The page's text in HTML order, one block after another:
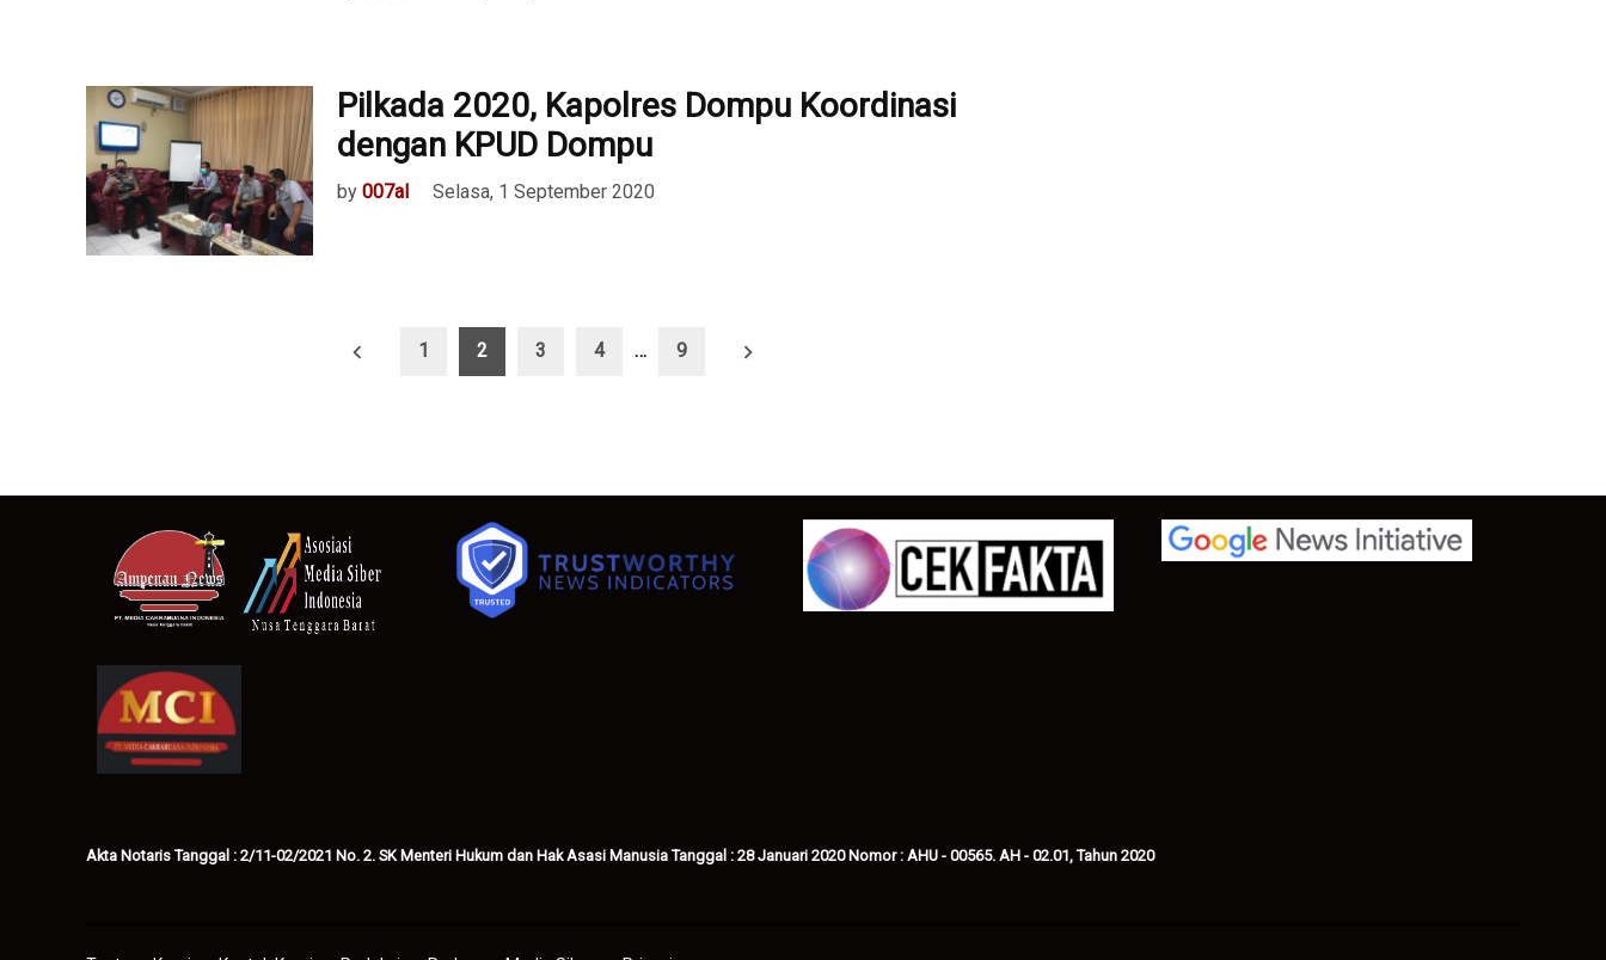
Pilkada 2020, Kapolres Dompu Koordinasi
dengan KPUD Dompu
by 007al Selasa, 1 September 2020
1 2 3 4 … 9
Akta Notaris Tanggal : 2/11-02/2021 No. 2. SK Menteri Hukum dan Hak Asasi Manusia Tanggal : 28 Januari 2020 Nomor : AHU - 00565. AH - 02.01, Tahun 2020